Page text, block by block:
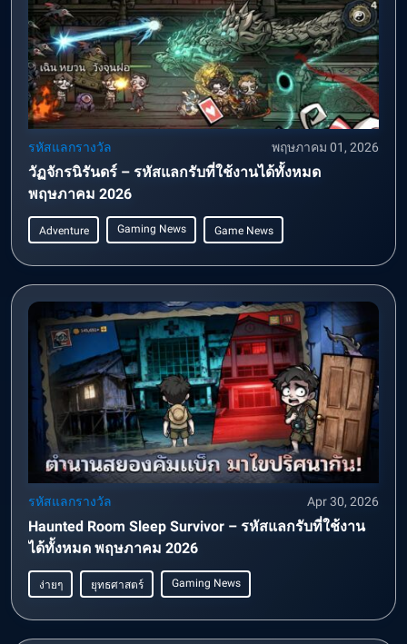
รหัสแลกรางวัล พฤษภาคม 01, 2026
วัฏจักรนิรันดร์ – รหัสแลกรับที่ใช้งานได้ทั้งหมด
พฤษภาคม 2026
Adventure Gaming News Game News
รหัสแลกรางวัล Apr 30, 2026
Haunted Room Sleep Survivor – รหัสแลกรับที่ใช้งาน
ได้ทั้งหมด พฤษภาคม 2026
ง่ายๆ ยุทธศาสตร์ Gaming News